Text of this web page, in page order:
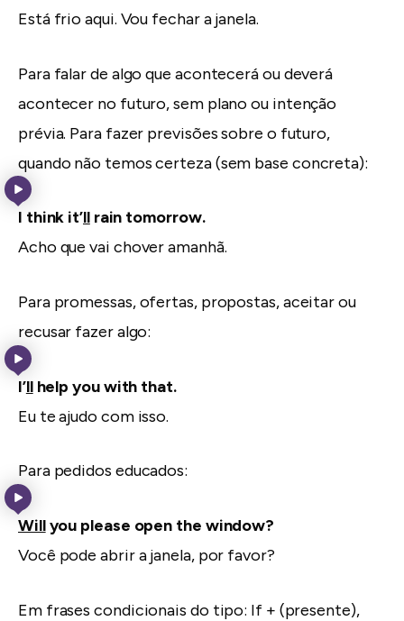
Está frio aqui. Vou fechar a janela.
Para falar de algo que acontecerá ou deverá
acontecer no futuro, sem plano ou intenção
prévia. Para fazer previsões sobre o futuro,
quando não temos certeza (sem base concreta):
I think it’llrain tomorrow.
Acho que vai chover amanhã.
Para promessas, ofertas, propostas, aceitar ou
recusar fazer algo:
I’llhelp you with that.
Eu te ajudo com isso.
Para pedidos educados:
Willyou please open the window?
Você pode abrir a janela, por favor?
Em frases condicionais do tipo: If + (presente),